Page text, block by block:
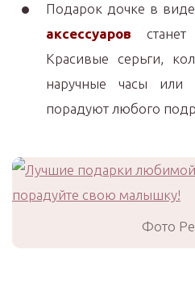
Подарок дочке в виде
аксессуаров
Красивые серьги,
наручные часы или
порадуют любого
Фото